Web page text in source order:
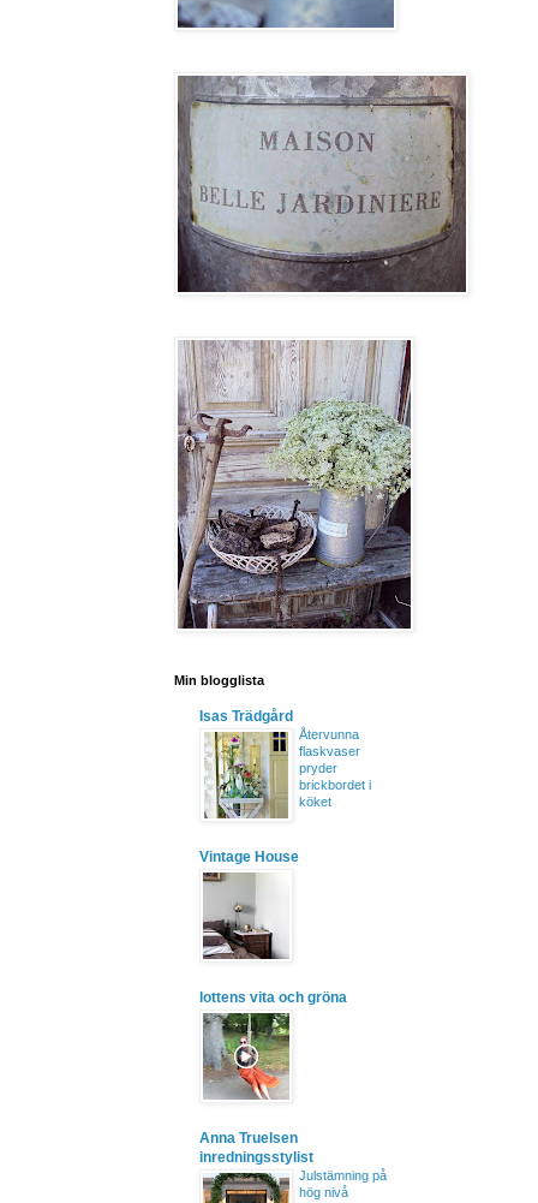
Min blogglista
Isas Trädgård
Återvunna
flaskvaser
pryder
brickbordet i
köket
Vintage House
lottens vita och gröna
Anna Truelsen
inredningsstylist
Julstämning på
hög nivå